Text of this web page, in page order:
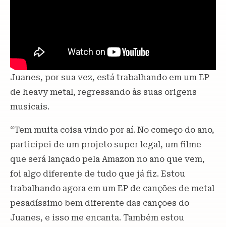
Juanes, por sua vez, está trabalhando em um EP
de heavy metal, regressando às suas origens
musicais.
“Tem muita coisa vindo por aí. No começo do ano,
participei de um projeto super legal, um filme
que será lançado pela Amazon no ano que vem,
foi algo diferente de tudo que já fiz. Estou
trabalhando agora em um EP de canções de metal
pesadíssimo bem diferente das canções do
Juanes, e isso me encanta. Também estou